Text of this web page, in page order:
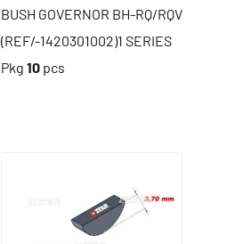
BUSH GOVERNOR BH-RQ/RQV
(REF/-1420301002)1 SERIES
Pkg 10 pcs